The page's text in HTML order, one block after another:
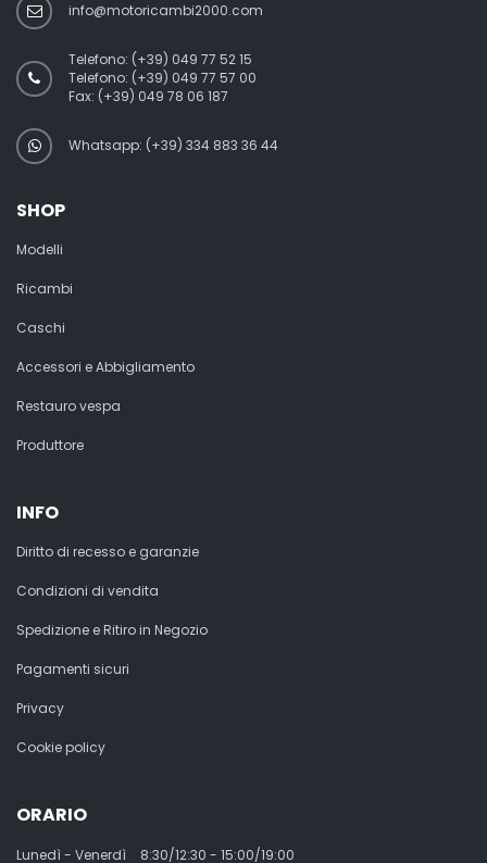
info@motoricambi2000.com
Telefono: (+39) 049 77 52 15
Telefono: (+39) 049 77 57 00
Fax: (+39) 049 78 06 187
Whatsapp: (+39) 334 883 36 44
SHOP
Modelli
Ricambi
Caschi
Accessori e Abbigliamento
Restauro vespa
Produttore
INFO
Diritto di recesso e garanzie
Condizioni di vendita
Spedizione e Ritiro in Negozio
Pagamenti sicuri
Privacy
Cookie policy
ORARIO
Lunedì - Venerdì 8:30/12:30 - 15:00/19:00